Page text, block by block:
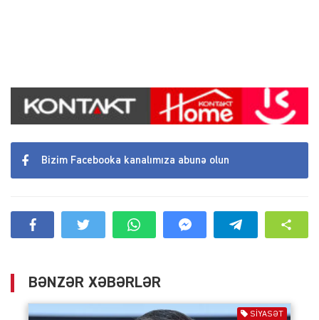
Bizim Facebooka kanalımıza abunə olun
BƏNZƏR XƏBƏRLƏR
SIYASƏT